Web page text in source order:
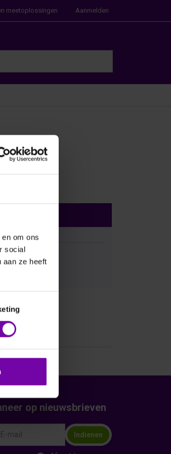
om ons
social
aan ze heeft
meetoplossingen Aanmelden
op nieuwsbrieven
Indienen